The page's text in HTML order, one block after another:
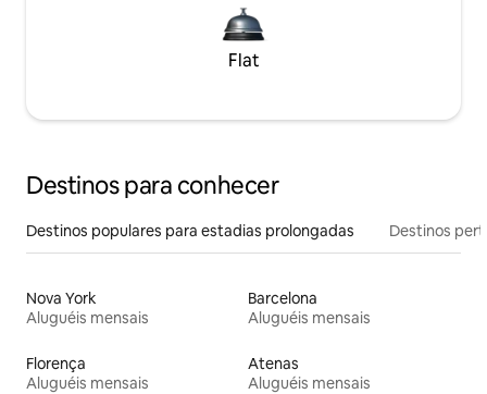
Flat
Destinos para conhecer
Destinos populares para estadias prolongadas Destinos
Nova York
Aluguéis mensais
Barcelona
Aluguéis mensais
Florença
Aluguéis mensais
Atenas
Aluguéis mensais